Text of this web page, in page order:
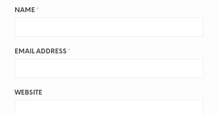
NAME *
EMAIL ADDRESS *
WEBSITE